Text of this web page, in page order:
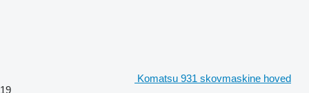
Komatsu 931 skovmaskine hoved
19